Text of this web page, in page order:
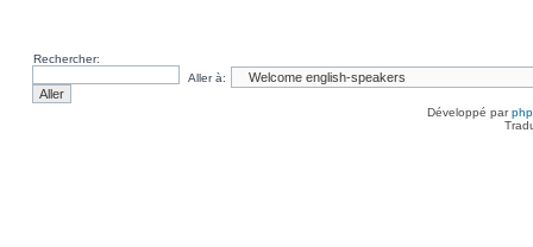
Rechercher:
Aller à:
Développé par